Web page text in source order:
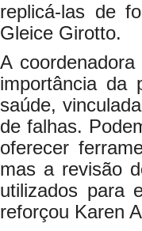
replicá-las de
Gleice Girotto.
A
importância da
saúde,
de falhas.
oferecer
mas a revisão
utilizados para
reforçou Karen